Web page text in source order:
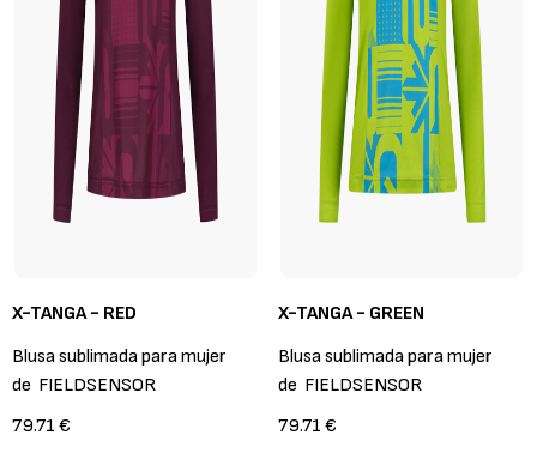
X-TANGA - RED
Blusa sublimada para mujer
de FIELDSENSOR
79.71 €
X-TANGA - GREEN
Blusa sublimada para mujer
de FIELDSENSOR
79.71 €